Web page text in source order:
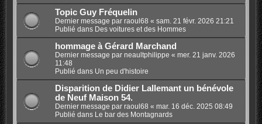
Topic Guy Fréquelin
Dernier message par raoul68 « sam. 21 févr. 2026 21:21
Publié dans Des voitures et des Hommes
hommage à Gérard Marchand
Dernier message par neaultphilippe « mer. 21 janv. 2026
11:48
Publié dans Un peu d'histoire
Disparition de Didier Lallemant un bénévole
de Neuf Maison 54.
Dernier message par raoul68 « mar. 16 déc. 2025 08:49
Publié dans Le bar des Montagnards